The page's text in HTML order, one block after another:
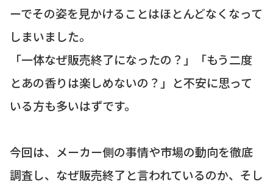
ーでその姿を見かけることはほとんどなくなって
しまいました。
「一体なぜ販売終了になったの？」「もう二度
とあの香りは楽しめないの？」と不安に思って
いる方も多いはずです。
今回は、メーカー側の事情や市場の動向を徹底
調査し、なぜ販売終了と言われているのか、そし